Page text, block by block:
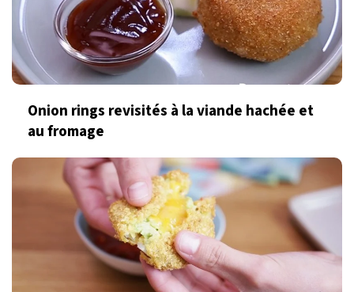
Onion rings revisités à la viande hachée et
au fromage